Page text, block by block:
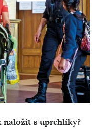
naložit s uprchlíky?